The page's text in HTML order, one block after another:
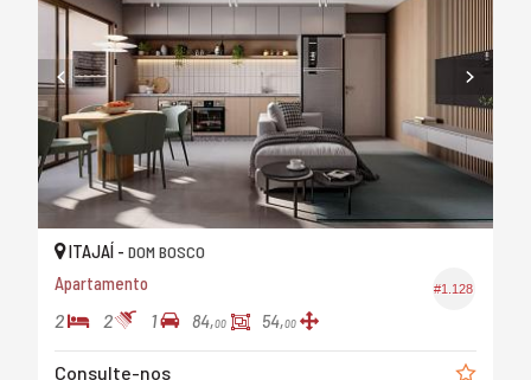
#1.128
ITAJAÍ - DOM BOSCO
Apartamento
2 2 1 84,00 54,00
Consulte-nos